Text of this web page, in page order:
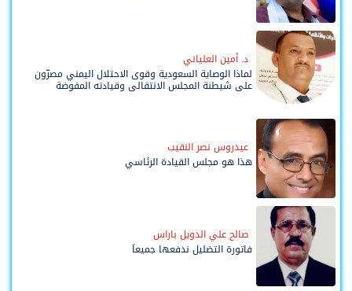
د. أمين العلياني
لماذا الوصاية السعودية وقوى الاحتلال اليمني مصرّون
على شيطنة المجلس الانتقالي وقيادته المفوضة
عيدروس نصر النقيب
هذا هو مجلس القيادة الرئاسي
صالح علي الدويل باراس
فاتورة التضليل ندفعها جميعاً